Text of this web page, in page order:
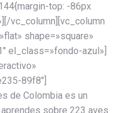
top: -86px
vc_column][vc_column
shape=»square»
el_class=»fondo-azul»]
89f8″]
de Colombia es un
sobre 223 aves